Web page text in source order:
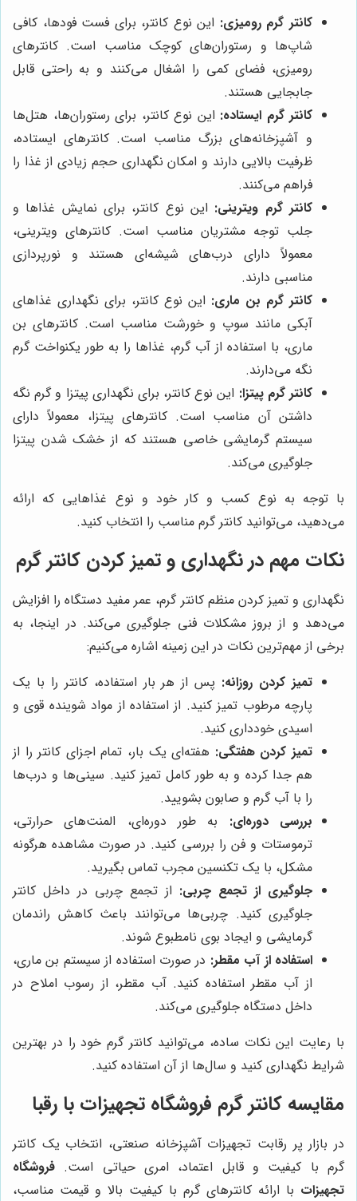
کانتر گرم رومیزی: این نوع کانتر، برای فست فودها، کافی
شاپ‌ها و رستوران‌های کوچک مناسب است. کانترهای
رومیزی، فضای کمی را اشغال می‌کنند و به راحتی قابل
جابجایی هستند.
کانتر گرم ایستاده: این نوع کانتر، برای رستوران‌ها، هتل‌ها
و آشپزخانه‌های بزرگ مناسب است. کانترهای ایستاده،
ظرفیت بالایی دارند و امکان نگهداری حجم زیادی از غذا را
فراهم می‌کنند.
کانتر گرم ویترینی: این نوع کانتر، برای نمایش غذاها و
جلب توجه مشتریان مناسب است. کانترهای ویترینی،
معمولاً دارای درب‌های شیشه‌ای هستند و نورپردازی
مناسبی دارند.
کانتر گرم بن ماری: این نوع کانتر، برای نگهداری غذاهای
آبکی مانند سوپ و خورشت مناسب است. کانترهای بن
ماری، با استفاده از آب گرم، غذاها را به طور یکنواخت گرم
نگه می‌دارند.
کانتر گرم پیتزا: این نوع کانتر، برای نگهداری پیتزا و گرم نگه
داشتن آن مناسب است. کانترهای پیتزا، معمولاً دارای
سیستم گرمایشی خاصی هستند که از خشک شدن پیتزا
جلوگیری می‌کند.
با توجه به نوع کسب و کار خود و نوع غذاهایی که ارائه
می‌دهید، می‌توانید کانتر گرم مناسب را انتخاب کنید.
نکات مهم در نگهداری و تمیز کردن کانتر گرم
نگهداری و تمیز کردن منظم کانتر گرم، عمر مفید دستگاه را افزایش
می‌دهد و از بروز مشکلات فنی جلوگیری می‌کند. در اینجا، به
برخی از مهم‌ترین نکات در این زمینه اشاره می‌کنیم:
تمیز کردن روزانه: پس از هر بار استفاده، کانتر را با یک
پارچه مرطوب تمیز کنید. از استفاده از مواد شوینده قوی و
اسیدی خودداری کنید.
تمیز کردن هفتگی: هفته‌ای یک بار، تمام اجزای کانتر را از
هم جدا کرده و به طور کامل تمیز کنید. سینی‌ها و درب‌ها
را با آب گرم و صابون بشویید.
بررسی دوره‌ای: به طور دوره‌ای، المنت‌های حرارتی،
ترموستات و فن را بررسی کنید. در صورت مشاهده هرگونه
مشکل، با یک تکنسین مجرب تماس بگیرید.
جلوگیری از تجمع چربی: از تجمع چربی در داخل کانتر
جلوگیری کنید. چربی‌ها می‌توانند باعث کاهش راندمان
گرمایشی و ایجاد بوی نامطبوع شوند.
استفاده از آب مقطر: در صورت استفاده از سیستم بن ماری،
از آب مقطر استفاده کنید. آب مقطر، از رسوب املاح در
داخل دستگاه جلوگیری می‌کند.
با رعایت این نکات ساده، می‌توانید کانتر گرم خود را در بهترین
شرایط نگهداری کنید و سال‌ها از آن استفاده کنید.
مقایسه کانتر گرم فروشگاه تجهیزات با رقبا
در بازار پر رقابت تجهیزات آشپزخانه صنعتی، انتخاب یک کانتر
گرم با کیفیت و قابل اعتماد، امری حیاتی است. فروشگاه
تجهیزات با ارائه کانترهای گرم با کیفیت بالا و قیمت مناسب،